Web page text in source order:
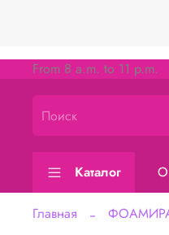
From 8 a.m. to 11 p.m.
Каталог
Главная